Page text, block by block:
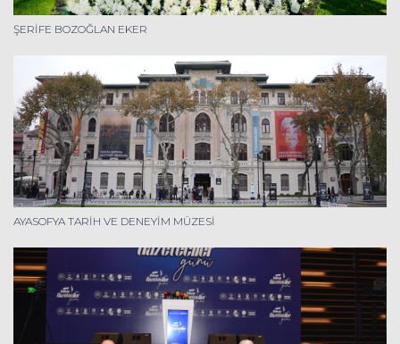
ŞERİFE BOZOĞLAN EKER
AYASOFYA TARİH VE DENEYİM MÜZESİ